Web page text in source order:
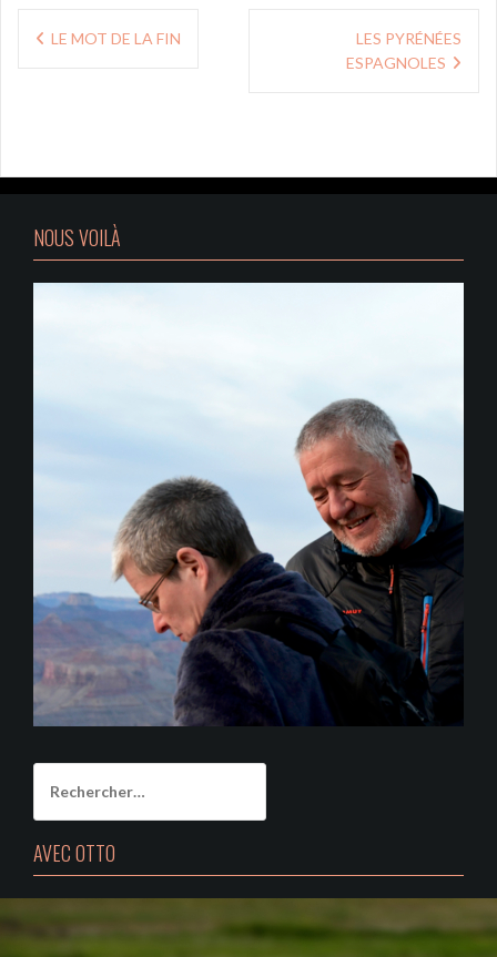
Navigation
LE MOT DE LA FIN
LES PYRÉNÉES
ESPAGNOLES
NOUS VOILÀ
AVEC OTTO